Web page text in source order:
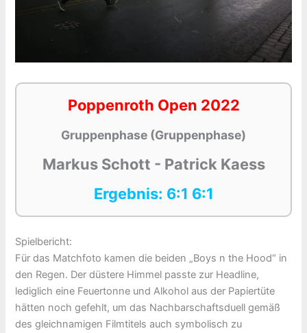
Poppenroth Open 2022
Gruppenphase (Gruppenphase)
Markus Schott - Patrick Kaess
Ergebnis: 6:1 6:1
Spielbericht:
Für das Matchfoto kamen die beiden „Boys n the Hood“ in
den Regen. Der düstere Himmel passte zur Headline,
lediglich eine Feuertonne und Alkohol aus der Papiertüte
hätten noch gefehlt, um das Nachbarschaftsduell gemäß
des gleichnamigen Filmtitels auch symbolisch zu